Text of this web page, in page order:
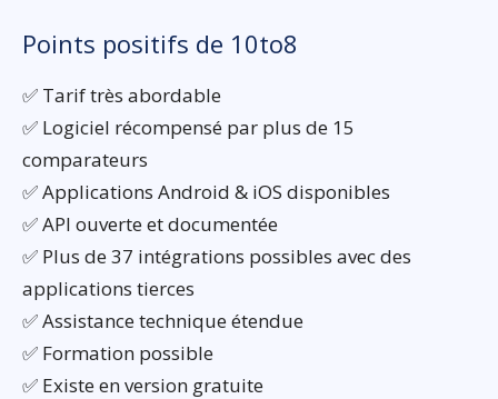
Points positifs de 10to8
✅ Tarif très abordable
✅ Logiciel récompensé par plus de 15
comparateurs
✅ Applications Android & iOS disponibles
✅ API ouverte et documentée
✅ Plus de 37 intégrations possibles avec des
applications tierces
✅ Assistance technique étendue
✅ Formation possible
✅ Existe en version gratuite